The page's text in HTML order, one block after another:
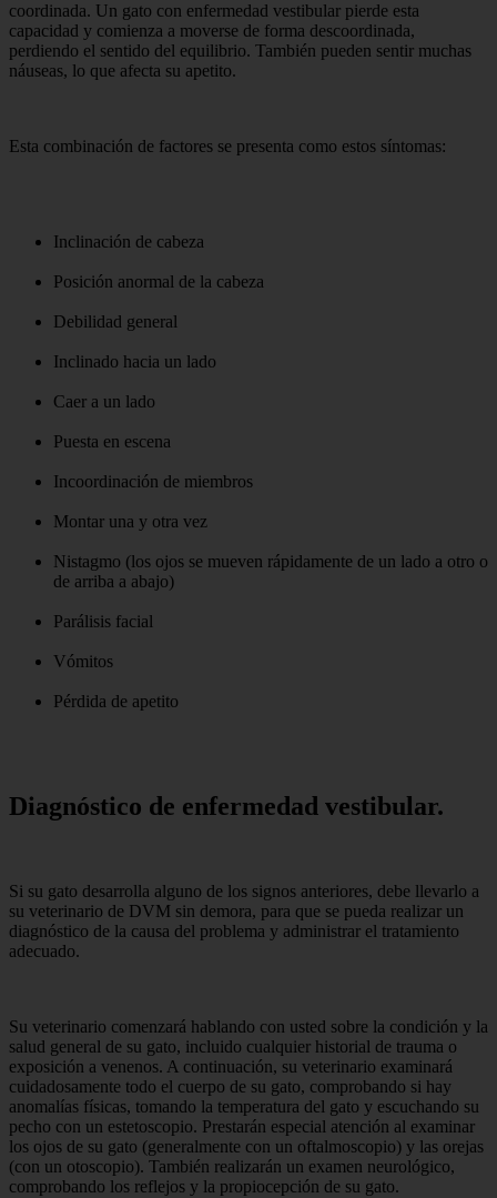
coordinada. Un gato con enfermedad vestibular pierde esta
capacidad y comienza a moverse de forma descoordinada,
perdiendo el sentido del equilibrio. También pueden sentir muchas
náuseas, lo que afecta su apetito.
Esta combinación de factores se presenta como estos síntomas:
Inclinación de cabeza
Posición anormal de la cabeza
Debilidad general
Inclinado hacia un lado
Caer a un lado
Puesta en escena
Incoordinación de miembros
Montar una y otra vez
Nistagmo (los ojos se mueven rápidamente de un lado a otro o
de arriba a abajo)
Parálisis facial
Vómitos
Pérdida de apetito
Diagnóstico de enfermedad vestibular.
Si su gato desarrolla alguno de los signos anteriores, debe llevarlo a
su veterinario de DVM sin demora, para que se pueda realizar un
diagnóstico de la causa del problema y administrar el tratamiento
adecuado.
Su veterinario comenzará hablando con usted sobre la condición y la
salud general de su gato, incluido cualquier historial de trauma o
exposición a venenos. A continuación, su veterinario examinará
cuidadosamente todo el cuerpo de su gato, comprobando si hay
anomalías físicas, tomando la temperatura del gato y escuchando su
pecho con un estetoscopio. Prestarán especial atención al examinar
los ojos de su gato (generalmente con un oftalmoscopio) y las orejas
(con un otoscopio). También realizarán un examen neurológico,
comprobando los reflejos y la propiocepción de su gato.